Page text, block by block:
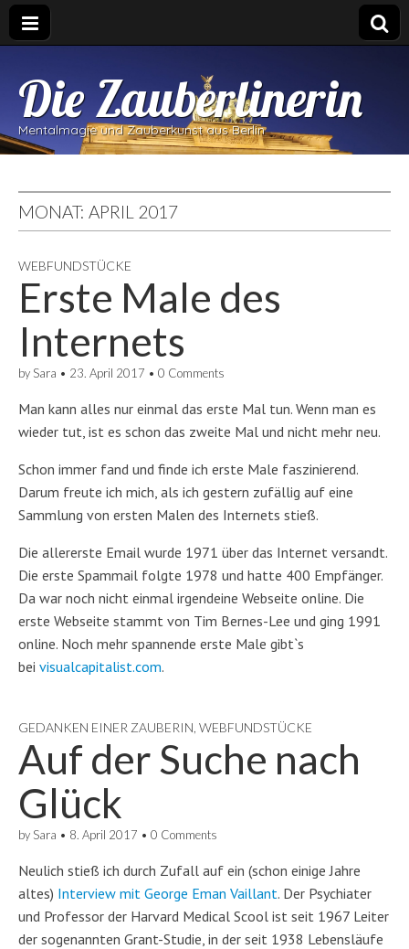
Die Zauberlinerin
Mentalmagie und Zauberkunst aus Berlin
MONAT: APRIL 2017
WEBFUNDSTÜCKE
Erste Male des
Internets
by Sara • 23. April 2017 • 0 Comments
Man kann alles nur einmal das erste Mal tun. Wenn man es
wieder tut, ist es schon das zweite Mal und nicht mehr neu.
Schon immer fand und finde ich erste Male faszinierend.
Darum freute ich mich, als ich gestern zufällig auf eine
Sammlung von ersten Malen des Internets stieß.
Die allererste Email wurde 1971 über das Internet versandt.
Die erste Spammail folgte 1978 und hatte 400 Empfänger.
Da war noch nicht einmal irgendeine Webseite online. Die
erste Webseite stammt von Tim Bernes-Lee und ging 1991
online. Noch mehr spannende erste Male gibt`s
bei visualcapitalist.com.
GEDANKEN EINER ZAUBERIN WEBFUNDSTÜCKE
Auf der Suche nach
Glück
by Sara • 8. April 2017 • 0 Comments
Neulich stieß ich durch Zufall auf ein (schon einige Jahre
altes) Interview mit George Eman Vaillant. Der Psychiater
und Professor der Harvard Medical Scool ist seit 1967 Leiter
der sogenannten Grant-Studie, in der seit 1938 Lebensläufe